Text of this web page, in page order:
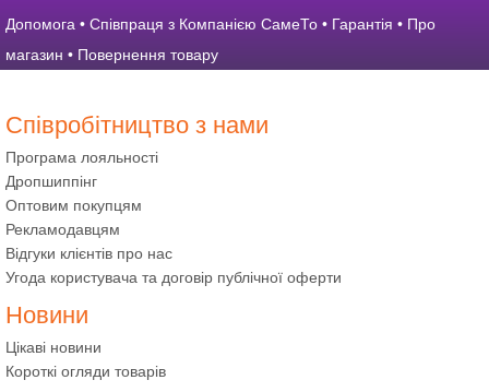
Допомога • Співпраця з Компанією СамеТо • Гарантія • Про
магазин • Повернення товару
Співробітництво з нами
Програма лояльності
Дропшиппінг
Оптовим покупцям
Рекламодавцям
Відгуки клієнтів про нас
Угода користувача та договір публічної оферти
Новини
Цікаві новини
Короткі огляди товарів